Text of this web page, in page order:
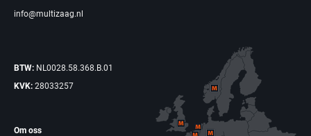
info@multizaag.nl
BTW: NL0028.58.368.B.01
KVK: 28033257
Om oss